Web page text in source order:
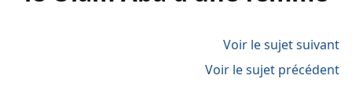
Voir le sujet suivant
Voir le sujet précédent